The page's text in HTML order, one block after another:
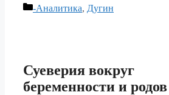
Рубрики
-Аналитика, Дугин
Суеверия вокруг
беременности и родов